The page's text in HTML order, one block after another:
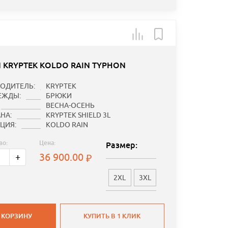
KOLDO RAIN TYPHON
KRYPTEK
БРЮКИ
ВЕСНА-ОСЕНЬ
KRYPTEK SHIELD 3L
KOLDO RAIN
+
Цена:
36 900.00
Размер:
2XL 3XL
КУПИТЬ В 1 КЛИК